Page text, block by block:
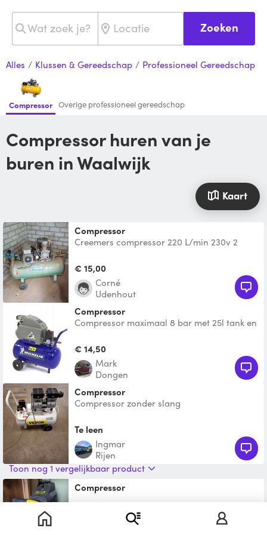
Zoeken
Alles / Klussen & Gereedschap / Professioneel Gereedschap
Compressor Overige professioneel gereedschap
Compressor huren van je
buren in Waalwijk
Kaart
Compressor
Creemers compressor 220 L/min 230v 2
€ 15,00
Corné
Udenhout
Compressor
Compressor maximaal 8 bar met 25l tank en
hulpstukken
€ 14,50
Mark
Dongen
Compressor
Compressor zonder slang
Te leen
Ingmar
Rijen
Toon nog 1 vergelijkbaar product
compressor